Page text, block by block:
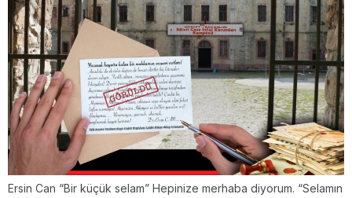
Ersin Can “Bir küçük selam” Hepinize merhaba diyorum. “Selamın